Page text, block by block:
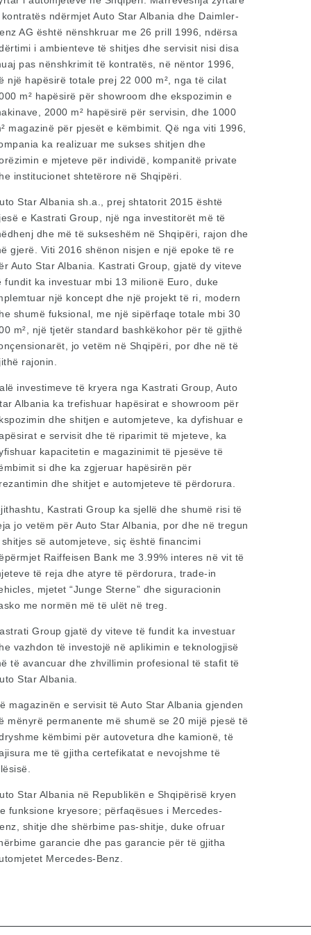
kontratës ndërmjet Auto Star Albania dhe Daimler-
AG është nënshkruar me 26 prill 1996, ndërsa
i ambienteve të shitjes dhe servisit nisi disa
pas nënshkrimit të kontratës, në nëntor 1996,
një hapësirë totale prej 22 000 m², nga të cilat
m² hapësirë për showroom dhe ekspozimin e
2000 m² hapësirë për servisin, dhe 1000
magazinë për pjesët e këmbimit. Që nga viti 1996,
ka realizuar me sukses shitjen dhe
e mjeteve për individë, kompanitë private
institucionet shtetërore në Shqipëri.
Star Albania sh.a., prej shtatorit 2015 është
e Kastrati Group, një nga investitorët më të
dhe më të sukseshëm në Shqipëri, rajon dhe
gjerë. Viti 2016 shënon nisjen e një epoke të re
Auto Star Albania. Kastrati Group, gjatë dy viteve
fundit ka investuar mbi 13 milionë Euro, duke
një koncept dhe një projekt të ri, modern
shumë fuksional, me një sipërfaqe totale mbi 30
m², një tjetër standard bashkëkohor për të gjithë
jo vetëm në Shqipëri, por dhe në të
rajonin.
investimeve të kryera nga Kastrati Group, Auto
Albania ka trefishuar hapësirat e showroom për
dhe shitjen e automjeteve, ka dyfishuar e
e servisit dhe të riparimit të mjeteve, ka
kapacitetin e magazinimit të pjesëve të
si dhe ka zgjeruar hapësirën për
dhe shitjet e automjeteve të përdorura.
Kastrati Group ka sjellë dhe shumë risi të
jo vetëm për Auto Star Albania, por dhe në tregun
shitjes së automjeteve, siç është financimi
Raiffeisen Bank me 3.99% interes në vit të
të reja dhe atyre të përdorura, trade-in
mjetet “Junge Sterne” dhe siguracionin
me normën më të ulët në treg.
Group gjatë dy viteve të fundit ka investuar
vazhdon të investojë në aplikimin e teknologjisë
të avancuar dhe zhvillimin profesional të stafit të
Star Albania.
magazinën e servisit të Auto Star Albania gjenden
mënyrë permanente më shumë se 20 mijë pjesë të
këmbimi për autovetura dhe kamionë, të
me të gjitha certefikatat e nevojshme të
Star Albania në Republikën e Shqipërisë kryen
funksione kryesore; përfaqësues i Mercedes-
shitje dhe shërbime pas-shitje, duke ofruar
garancie dhe pas garancie për të gjitha
Mercedes-Benz.